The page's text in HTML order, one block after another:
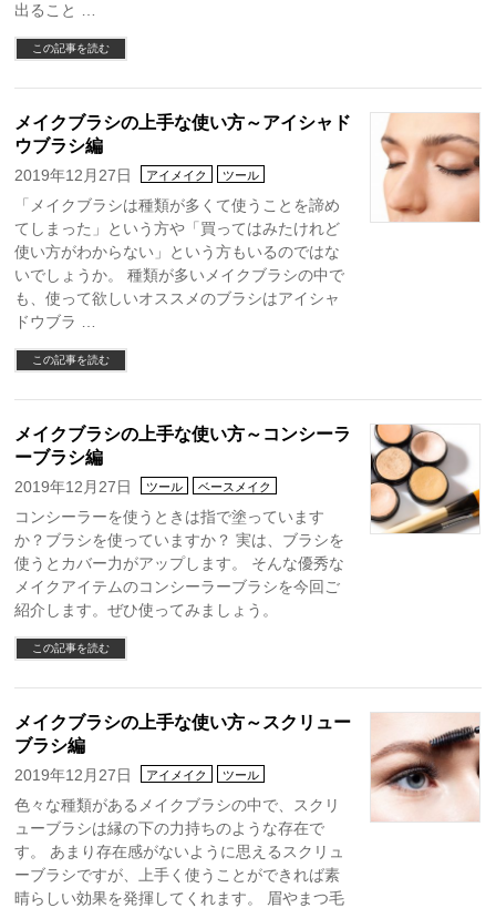
出ること …
この記事を読む
メイクブラシの上手な使い方～アイシャド
ウブラシ編
2019年12月27日 アイメイク ツール
「メイクブラシは種類が多くて使うことを諦め
てしまった」という方や「買ってはみたけれど
使い方がわからない」という方もいるのではな
いでしょうか。 種類が多いメイクブラシの中で
も、使って欲しいオススメのブラシはアイシャ
ドウブラ …
この記事を読む
メイクブラシの上手な使い方～コンシーラ
ーブラシ編
2019年12月27日 ツール ベースメイク
コンシーラーを使うときは指で塗っています
か？ブラシを使っていますか？ 実は、ブラシを
使うとカバー力がアップします。 そんな優秀な
メイクアイテムのコンシーラーブラシを今回ご
紹介します。ぜひ使ってみましょう。
この記事を読む
メイクブラシの上手な使い方～スクリュー
ブラシ編
2019年12月27日 アイメイク ツール
色々な種類があるメイクブラシの中で、スクリ
ューブラシは縁の下の力持ちのような存在で
す。 あまり存在感がないように思えるスクリュ
ーブラシですが、上手く使うことができれば素
晴らしい効果を発揮してくれます。 眉やまつ毛